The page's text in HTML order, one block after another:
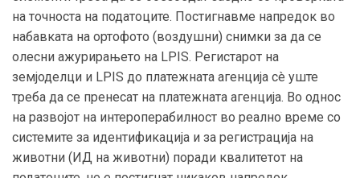
на точноста на податоците. Постигнавме напредок во
набавката на ортофото (воздушни) снимки за да се
олесни ажурирањето на LPIS. Регистарот на
земјоделци и LPIS до платежната агенција сè уште
треба да се пренесат на платежната агенција. Во однос
на развојот на интероперабилност во реално време со
системите за идентификација и за регистрација на
животни (ИД на животни) поради квалитетот на